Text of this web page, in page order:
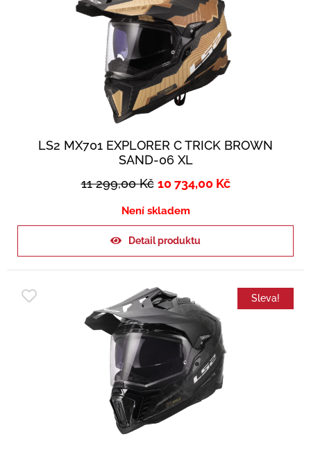
LS2 MX701 EXPLORER C TRICK BROWN
SAND-06 XL
11 299,00Kč 10 734,00 Kč
Není skladem
Detail produktu
Sleva!